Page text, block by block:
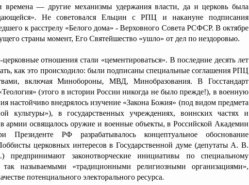
времена — другие механизмы удержания власти, да и церковь была
Не советовался Ельцин с РПЦ и накануне подписания
к расстрелу «Белого дома» - Верховного Совета РСФСР. В октябре
страны момент, Его Святейшество «ушло» от дел по нездоровью.
отношения стали «цементироваться». В последние десять лет
как это происходило: были подписаны специальные соглашения РПЦ
включая Минобороны, МВД, Минобразования. В Госстандарт
(этого в истории России никогда не было прежде!), в военную
настойчиво внедрялось изучение «Закона Божия» (под видом предмета
культуры»), в государственных учреждениях, воинских частях и
армии освящалось оружие и военные объекты, в Российской Академии
Президенте РФ разрабатывалось концептуальное обоснование
церковных интересов в Государственной думе (депутаты А. В.
законотворческие инициативы по специальному
так называемыми «традиционными религиозными организациями»,
потенциального электорального ресурса.